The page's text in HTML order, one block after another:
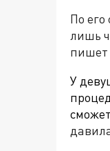
По
лишь
пишет
У